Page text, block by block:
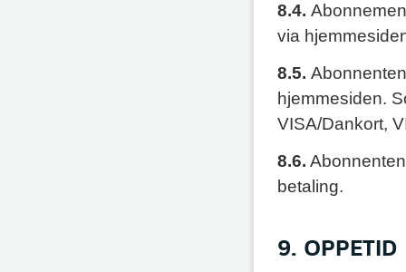
8.4.
via
8.5.
hjemmesiden.
VISA/Dankort,
8.6.
betaling.
9. OPPETID